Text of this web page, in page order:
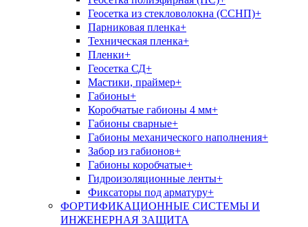
Геосетка из стекловолокна (ССНП)+
Парниковая пленка+
Техническая пленка+
Пленки+
Геосетка СД+
Мастики, праймер+
Габионы+
Коробчатые габионы 4 мм+
Габионы сварные+
Габионы механического наполнения+
Забор из габионов+
Габионы коробчатые+
Гидроизоляционные ленты+
Фиксаторы под арматуру+
ФОРТИФИКАЦИОННЫЕ СИСТЕМЫ И
ИНЖЕНЕРНАЯ ЗАЩИТА